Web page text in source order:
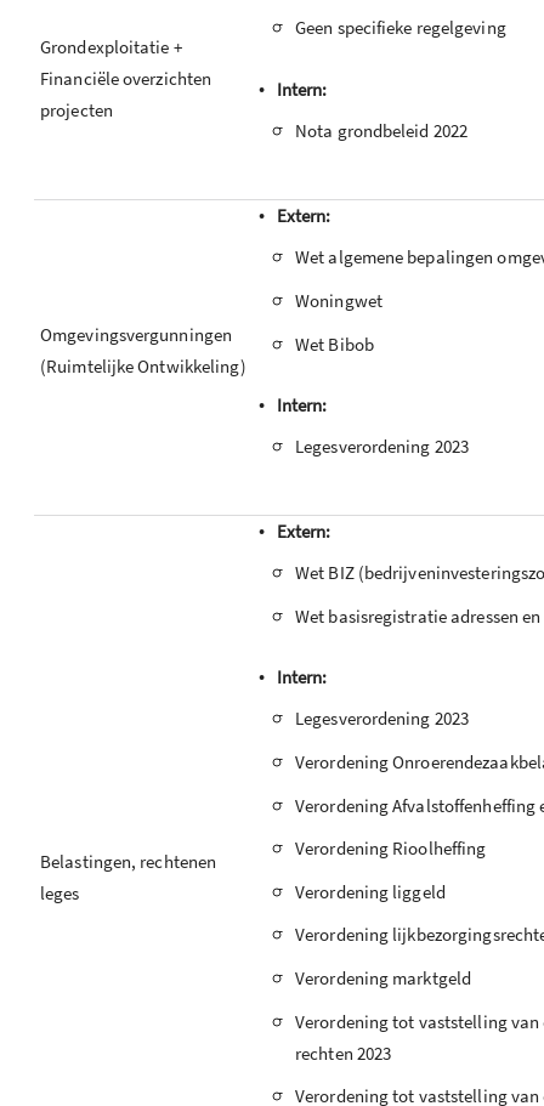
Grondexploitatie +
Financiële overzichten
projecten
- Geen specifieke regelgeving
• Intern:
- Nota grondbeleid 2022
Omgevingsvergunningen
(Ruimtelijke Ontwikkeling)
• Extern:
- Wet algemene bepalingen
- Woningwet
- Wet Bibob
• Intern:
- Legesverordening 2023
Belastingen, rechtenen
leges
• Extern:
- Wet BIZ
- Wet basisregistratie adressen
• Intern:
- Legesverordening 2023
- Verordening
- Verordening Afvalstoffenheffing
- Verordening Rioolheffing
- Verordening liggeld
- Verordening
- Verordening marktgeld
- Verordening tot vaststelling
rechten 2023
- Verordening tot vaststelling van